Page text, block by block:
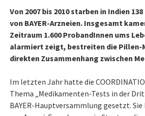
Von 2007 bis 2010 starben in Indien
von BAYER-Arzneien. Insgesamt
Zeitraum 1.600 ProbandInnen ums
alarmiert zeigt, bestreiten die Pillen-
direkten Zusammenhang zwischen
Im letzten Jahr hatte die
Thema „Medikamenten-Tests in der
BAYER-Hauptversammlung gesetzt.